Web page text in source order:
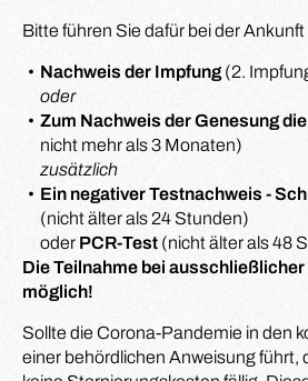
Bitte führen Sie dafür bei der
Nachweis der Impfung(2.
oder
Zum Nachweis der Genesung
nicht mehr als 3 Monaten)
zusätzlich
Ein negativer Testnachweis -
(nicht älter als 24 Stunden)
oder PCR-Test (nicht älter als 48
Die Teilnahme bei
möglich!
Sollte die Corona-Pandemie in den
einer behördlichen Anweisung